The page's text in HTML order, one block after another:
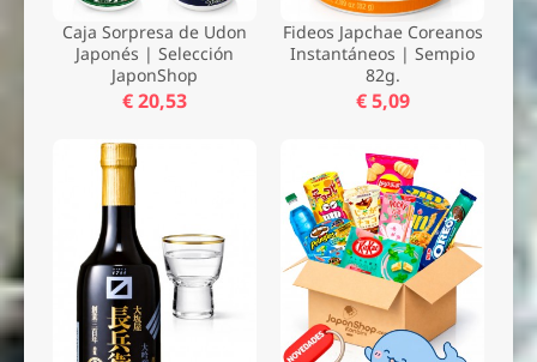
Caja Sorpresa de Udon
Japonés | Selección
JaponShop
€ 20,53
Fideos Japchae Coreanos
Instantáneos | Sempio
82g.
€ 5,09